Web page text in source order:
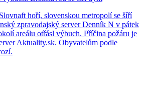
hoří, slovenskou metropolí se šíří
zpravodajský server Denník N v pátek
areálu otřásl výbuch. Příčina požáru je
Aktuality.sk. Obyvatelům podle